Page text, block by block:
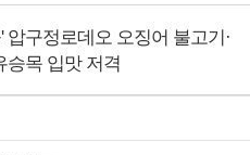
압구정로데오 오징어 불고기·
승목 입맛 저격